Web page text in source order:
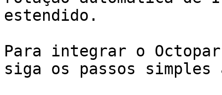
estendido.
Para integrar o
siga os passos simples